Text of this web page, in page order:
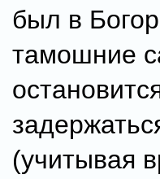
был в
тамошние
(учитывая